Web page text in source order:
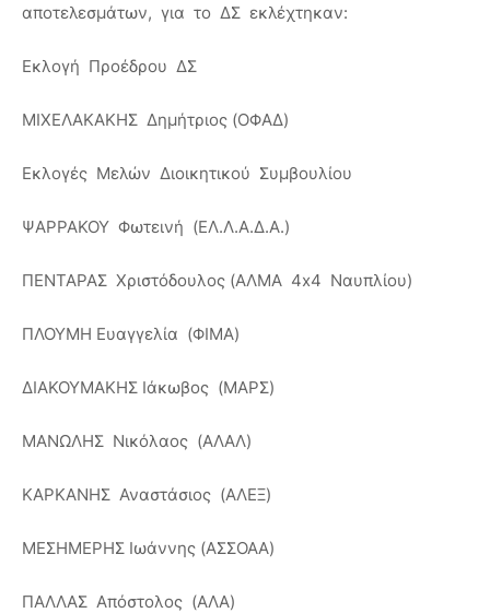
αποτελεσμάτων, για το ΔΣ εκλέχτηκαν:
Εκλογή Προέδρου ΔΣ
ΜΙΧΕΛΑΚΑΚΗΣ Δημήτριος (ΟΦΑΔ)
Εκλογές Μελών Διοικητικού Συμβουλίου
ΨΑΡΡΑΚΟΥ Φωτεινή (ΕΛ.Λ.Α.Δ.Α.)
ΠΕΝΤΑΡΑΣ Χριστόδουλος (ΑΛΜΑ 4x4 Ναυπλίου)
ΠΛΟΥΜΗ Ευαγγελία (ΦΙΜΑ)
ΔΙΑΚΟΥΜΑΚΗΣ Ιάκωβος (ΜΑΡΣ)
ΜΑΝΩΛΗΣ Νικόλαος (ΑΛΑΛ)
ΚΑΡΚΑΝΗΣ Αναστάσιος (ΑΛΕΞ)
ΜΕΣΗΜΕΡΗΣ Ιωάννης (ΑΣΣΟΑΑ)
ΠΑΛΛΑΣ Απόστολος (ΑΛΑ)